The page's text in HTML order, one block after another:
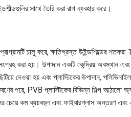
সাথে তৈরি করা রাগ ব্যবহার করে।
চালু করে, ক্ষতিগ্রস্ত উইন্ডশিল্ডের শতকরা
করা হয়। উপাদান একটি কেন্দ্রিয় অবস্থান
দেওয়া হয় এবং প্লাস্টিকের উপাদান,
পরে, PVB প্লাস্টিকের বিভিন্ন শিল্প আঠালো
চেয়ে কম ব্যয়বহুল এবং ফাইবারগ্লাস অন্তরণ